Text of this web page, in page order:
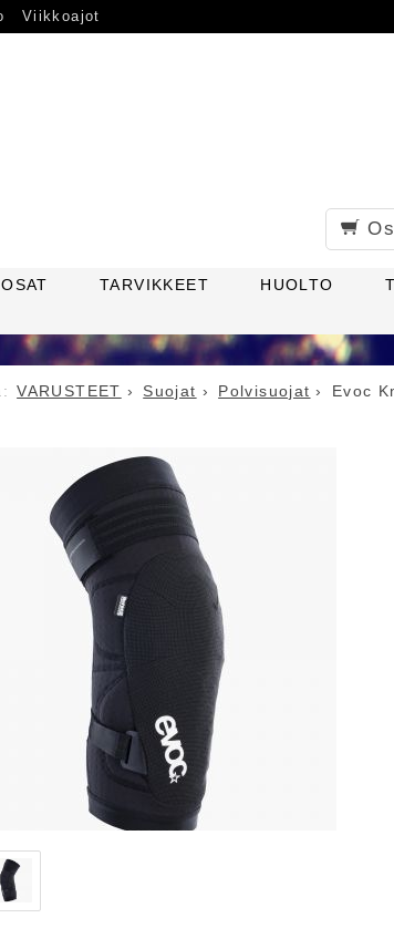
Viikkoajot
OSAT TARVIKKEET HUOLTO
VARUSTEET Suojat Polvisuojat Evoc